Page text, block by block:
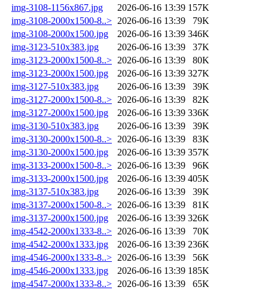
img-3108-1156x867.jpg
2026-06-16 13:39 157K
img-3108-2000x1500-8..> 2026-06-16 13:39
79K
img-3108-2000x1500.jpg
2026-06-16 13:39 346K
img-3123-510x383.jpg
2026-06-16 13:39
37K
img-3123-2000x1500-8..> 2026-06-16 13:39
80K
img-3123-2000x1500.jpg
2026-06-16 13:39 327K
img-3127-510x383.jpg
2026-06-16 13:39
39K
img-3127-2000x1500-8..> 2026-06-16 13:39
82K
img-3127-2000x1500.jpg
2026-06-16 13:39 336K
img-3130-510x383.jpg
2026-06-16 13:39
39K
img-3130-2000x1500-8..> 2026-06-16 13:39
83K
img-3130-2000x1500.jpg
2026-06-16 13:39 357K
img-3133-2000x1500-8..> 2026-06-16 13:39
96K
img-3133-2000x1500.jpg
2026-06-16 13:39 405K
img-3137-510x383.jpg
2026-06-16 13:39
39K
img-3137-2000x1500-8..> 2026-06-16 13:39
81K
img-3137-2000x1500.jpg
2026-06-16 13:39 326K
img-4542-2000x1333-8..> 2026-06-16 13:39
70K
img-4542-2000x1333.jpg
2026-06-16 13:39 236K
img-4546-2000x1333-8..> 2026-06-16 13:39
56K
img-4546-2000x1333.jpg
2026-06-16 13:39 185K
img-4547-2000x1333-8..> 2026-06-16 13:39
65K